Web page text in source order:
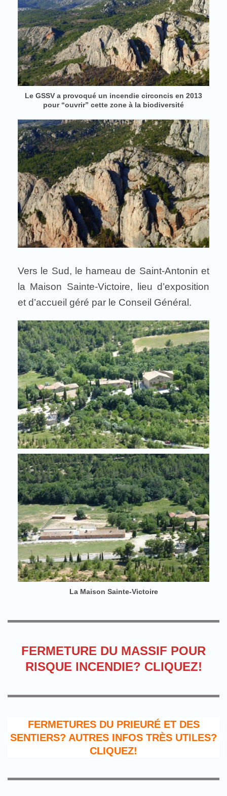
Le GSSV a provoqué un incendie circoncis en 2013
pour “ouvrir” cette zone à la biodiversité
Vers le Sud, le hameau de Saint-Antonin et
la Maison Sainte-Victoire, lieu d’exposition
et d’accueil géré par le Conseil Général.
La Maison Sainte-Victoire
FERMETURE DU MASSIF POUR
RISQUE INCENDIE? CLIQUEZ!
FERMETURES DU PRIEURÉ ET DES
SENTIERS? AUTRES INFOS TRÈS UTILES?
CLIQUEZ!